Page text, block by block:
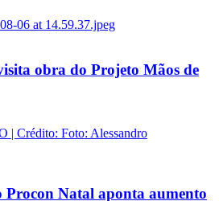
obra do Projeto Mãos de
Procon Natal aponta aumento